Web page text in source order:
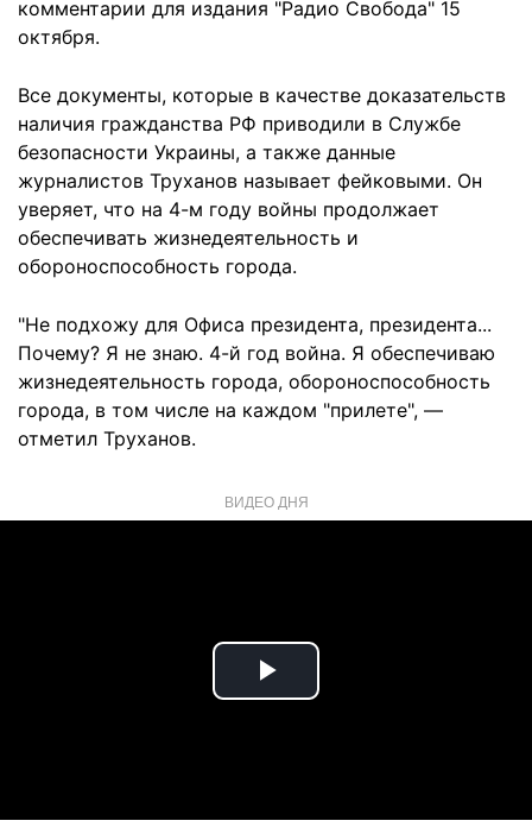
комментарии для издания "Радио Свобода" 15
октября.
Все документы, которые в качестве доказательств
наличия гражданства РФ приводили в Службе
безопасности Украины, а также данные
журналистов Труханов называет фейковыми. Он
уверяет, что на 4-м году войны продолжает
обеспечивать жизнедеятельность и
обороноспособность города.
"Не подхожу для Офиса президента, президента...
Почему? Я не знаю. 4-й год война. Я обеспечиваю
жизнедеятельность города, обороноспособность
города, в том числе на каждом "прилете", —
отметил Труханов.
ВИДЕО ДНЯ
Play